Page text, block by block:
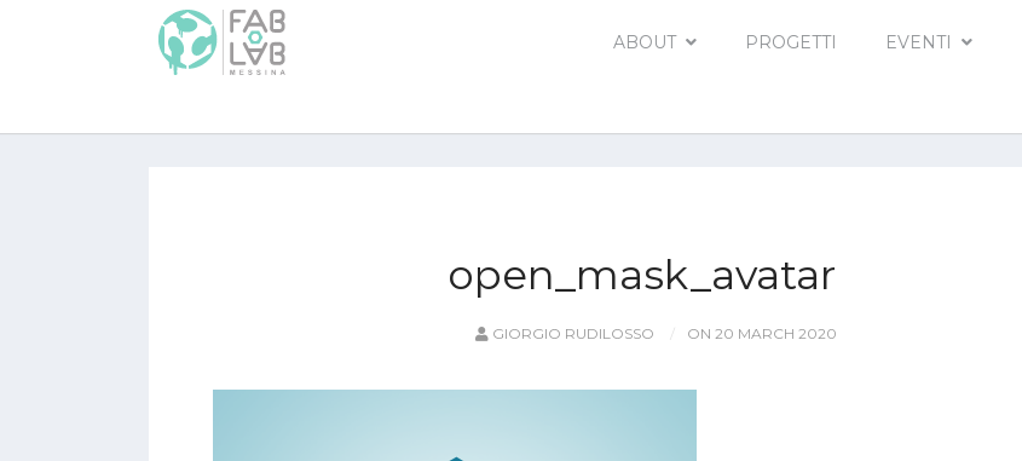
ABOUT PROGETTI EVENTI
open_mask_avatar
GIORGIO RUDILOSSO ON 20 MARCH 2020